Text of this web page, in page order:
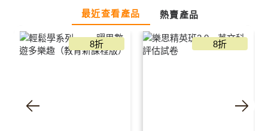
最近查看產品 熱賣產品
8折 8折